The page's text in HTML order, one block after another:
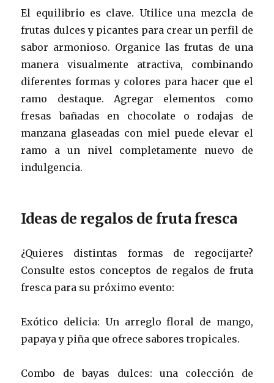
El equilibrio es clave. Utilice una mezcla de
frutas dulces y picantes para crear un perfil de
sabor armonioso. Organice las frutas de una
manera visualmente atractiva, combinando
diferentes formas y colores para hacer que el
ramo destaque. Agregar elementos como
fresas bañadas en chocolate o rodajas de
manzana glaseadas con miel puede elevar el
ramo a un nivel completamente nuevo de
indulgencia.
Ideas de regalos de fruta fresca
¿Quieres distintas formas de regocijarte?
Consulte estos conceptos de regalos de fruta
fresca para su próximo evento:
Exótico delicia: Un arreglo floral de mango,
papaya y piña que ofrece sabores tropicales.
Combo de bayas dulces: una colección de